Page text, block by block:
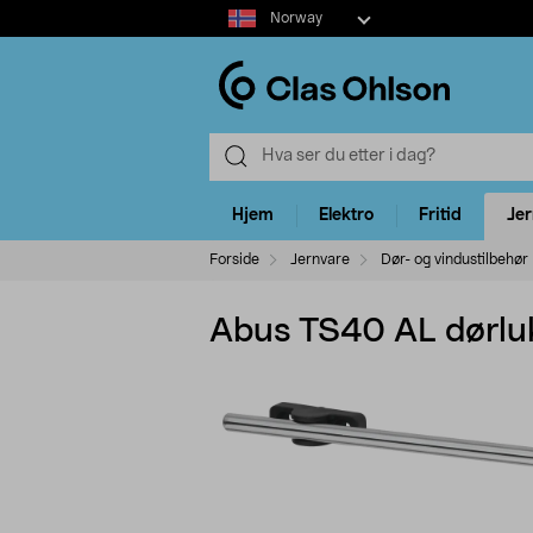
Select
market
Norway
Hjem Elektro Fritid
Forside Jernvare Dør- og vindustilbehør
Abus TS40 AL